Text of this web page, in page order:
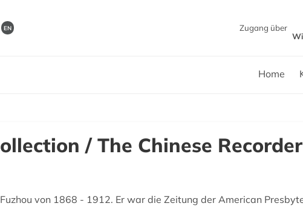
EN
Zugang über
Home
/ The Chinese
von 1868 - 1912. Er war die Zeitung der American